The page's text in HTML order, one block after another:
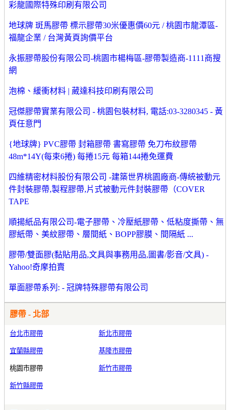
彩龍國際特殊印刷有限公司
地球牌 斑馬膠帶 標示膠帶30米優惠價60元 / 桃園市龍潭區-
福龍企業 / 台灣黃頁詢價平台
永振膠帶股份有限公司-桃園市楊梅區-膠帶製造商-1111商搜
網
泡棉、緩衝材料 | 葳達科技印刷有限公司
冠傑膠帶實業有限公司 - 桃園包裝材料, 電話:03-3280345 - 黃
頁任意門
{地球牌} PVC膠帶 封箱膠帶 書寫膠帶 免刀布紋膠帶
48m*14Y(每束6捲) 每捲15元 每箱144捲免運費
四維精密材料股份有限公司 -建築世界桃園廠商-傳統被動元
件封裝膠帶,製程膠帶,片式被動元件封裝膠帶（COVER
TAPE
順揚紙品有限公司-電子膠帶、冷壓紙膠帶、低粘度撕帶、無
膠紙帶、美紋膠帶、層間紙、BOPP膠膜、間隔紙 ...
膠帶/雙面膠(黏貼用品,文具與事務用品,圖書/影音/文具) -
Yahoo!奇摩拍賣
單面膠帶系列: - 冠牌特殊膠帶有限公司
膠帶 - 北部
台北市膠帶 新北市膠帶
宜蘭縣膠帶 基隆市膠帶
桃園市膠帶 新竹市膠帶
新竹縣膠帶